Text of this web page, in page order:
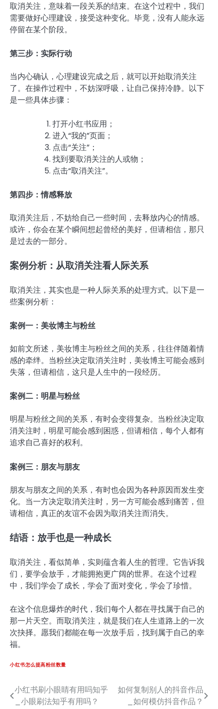
取消关注，意味着一段关系的结束。在这个过程中，我们
需要做好心理建设，接受这种变化。毕竟，没有人能永远
停留在某个阶段。
第三步：实际行动
当内心确认，心理建设完成之后，就可以开始取消关注
了。在操作过程中，不妨深呼吸，让自己保持冷静。以下
是一些具体步骤：
打开小红书应用；
进入“我的”页面；
点击“关注”；
找到要取消关注的人或物；
点击“取消关注”。
第四步：情感释放
取消关注后，不妨给自己一些时间，去释放内心的情感。
或许，你会在某个瞬间想起曾经的美好，但请相信，那只
是过去的一部分。
案例分析：从取消关注看人际关系
取消关注，其实也是一种人际关系的处理方式。以下是一
些案例分析：
案例一：美妆博主与粉丝
如前文所述，美妆博主与粉丝之间的关系，往往伴随着情
感的牵绊。当粉丝决定取消关注时，美妆博主可能会感到
失落，但请相信，这只是人生中的一段经历。
案例二：明星与粉丝
明星与粉丝之间的关系，有时会变得复杂。当粉丝决定取
消关注时，明星可能会感到困惑，但请相信，每个人都有
追求自己喜好的权利。
案例三：朋友与朋友
朋友与朋友之间的关系，有时也会因为各种原因而发生变
化。当一方决定取消关注时，另一方可能会感到痛苦，但
请相信，真正的友谊不会因为取消关注而消失。
结语：放手也是一种成长
取消关注，看似简单，实则蕴含着人生的哲理。它告诉我
们，要学会放手，才能拥抱更广阔的世界。在这个过程
中，我们学会了成长，学会了面对变化，学会了珍惜。
在这个信息爆炸的时代，我们每个人都在寻找属于自己的
那一片天空。而取消关注，就是我们在人生道路上的一次
次抉择。愿我们都能在每一次放手后，找到属于自己的幸
福。
小红书怎么提高粉丝数量
文小红书刷小眼睛有用吗知乎
_小眼刷法知乎有用吗？
如何复制别人的抖音作品
_如何模仿抖音作品？